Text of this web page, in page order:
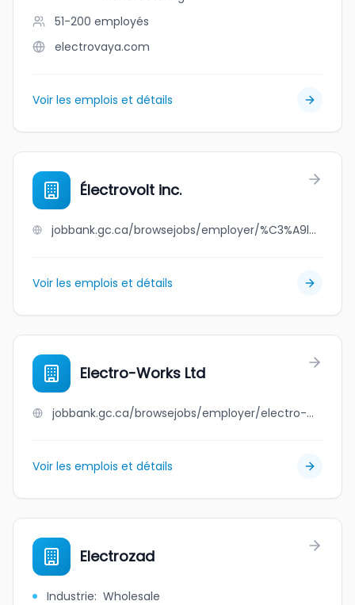
51-200 employés
electrovaya.com
Voir les emplois et détails
Électrovolt inc.
jobbank.gc.ca/browsejobs/employer/%C3%A9lectrovolt+inc./ca
Voir les emplois et détails
Electro-Works Ltd
jobbank.gc.ca/browsejobs/employer/electro-works+ltd/ca
Voir les emplois et détails
Electrozad
Industrie: Wholesale